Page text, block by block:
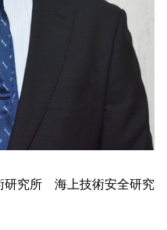
研究所 海上技術安全研究